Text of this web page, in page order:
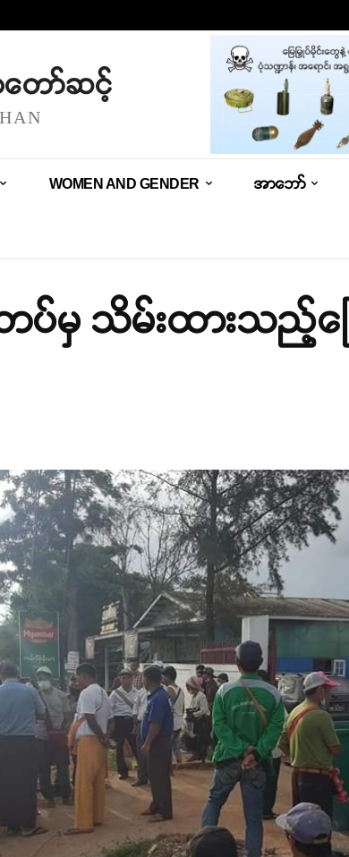
တော်ဆင့်
WOMEN AND GENDER အာဘော်
မှ သိမ်းထားသည့်မြေ